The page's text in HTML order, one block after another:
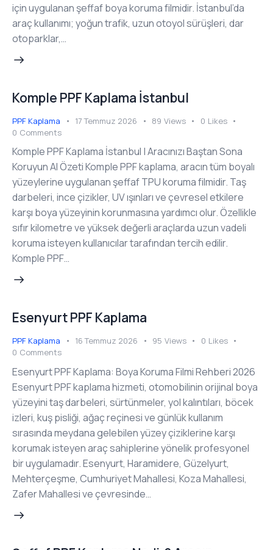
için uygulanan şeffaf boya koruma filmidir. İstanbul’da
araç kullanımı; yoğun trafik, uzun otoyol sürüşleri, dar
otoparklar,…
Komple PPF Kaplama İstanbul
PPF Kaplama 17 Temmuz 2026 89 Views 0 Likes
0 Comments
Komple PPF Kaplama İstanbul | Aracınızı Baştan Sona
Koruyun AI Özeti Komple PPF kaplama, aracın tüm boyalı
yüzeylerine uygulanan şeffaf TPU koruma filmidir. Taş
darbeleri, ince çizikler, UV ışınları ve çevresel etkilere
karşı boya yüzeyinin korunmasına yardımcı olur. Özellikle
sıfır kilometre ve yüksek değerli araçlarda uzun vadeli
koruma isteyen kullanıcılar tarafından tercih edilir.
Komple PPF…
Esenyurt PPF Kaplama
PPF Kaplama 16 Temmuz 2026 95 Views 0 Likes
0 Comments
Esenyurt PPF Kaplama: Boya Koruma Filmi Rehberi 2026
Esenyurt PPF kaplama hizmeti, otomobilinin orijinal boya
yüzeyini taş darbeleri, sürtünmeler, yol kalıntıları, böcek
izleri, kuş pisliği, ağaç reçinesi ve günlük kullanım
sırasında meydana gelebilen yüzey çiziklerine karşı
korumak isteyen araç sahiplerine yönelik profesyonel
bir uygulamadır. Esenyurt, Haramidere, Güzelyurt,
Mehterçeşme, Cumhuriyet Mahallesi, Koza Mahallesi,
Zafer Mahallesi ve çevresinde…